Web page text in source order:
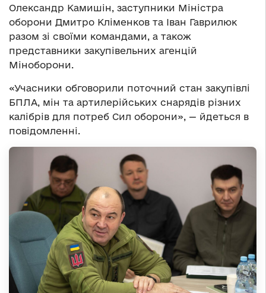
Олександр Камишін, заступники Міністра
оборони Дмитро Кліменков та Іван Гаврилюк
разом зі своїми командами, а також
представники закупівельних агенцій
Міноборони.
«Учасники обговорили поточний стан закупівлі
БПЛА, мін та артилерійських снарядів різних
калібрів для потреб Сил оборони», — йдеться в
повідомленні.